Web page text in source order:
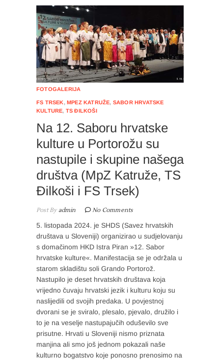
FOTOGALERIJA
FS TRSEK,MPEZ KATRUŽE, SABOR HRVATSKE
KULTURE, TS ĐILKOŠI
Na 12. Saboru hrvatske
kulture u Portorožu su
nastupile i skupine našega
društva (MpZ Katruže, TS
Đilkoši i FS Trsek)
Post Byadmin No Comments
5. listopada 2024. je SHDS (Savez hrvatskih
društava u Sloveniji) organizirao u sudjelovanju
s domačinom HKD Istra Piran »12. Sabor
hrvatske kulture«. Manifestacija se je održala u
starom skladištu soli Grando Portorož.
Nastupilo je deset hrvatskih društava koja
vrijedno čuvaju hrvatski jezik i kulturu koju su
naslijedili od svojih predaka. U povjestnoj
dvorani se je sviralo, plesalo, pjevalo, družilo i
to je na veselje nastupajučih oduševilo sve
prisutne. Hrvati u Sloveniji nismo priznata
manjina ali smo još jednom pokazali naše
kulturno bogatstvo koje ponosno prenosimo na